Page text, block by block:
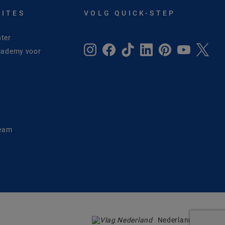
voor
VOLG QUICK-STEP
Nederland